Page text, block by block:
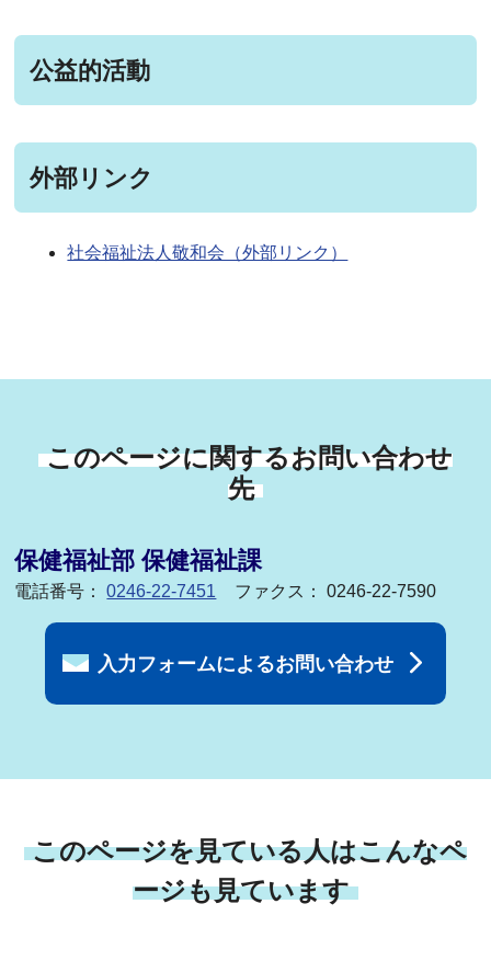
公益的活動
外部リンク
社会福祉法人敬和会（外部リンク）
このページに関するお問い合わせ
先
保健福祉部 保健福祉課
電話番号：0246-22-7451 ファクス： 0246-22-7590
入力フォームによるお問い合わせ
このページを見ている人はこんなペ
ージも見ています